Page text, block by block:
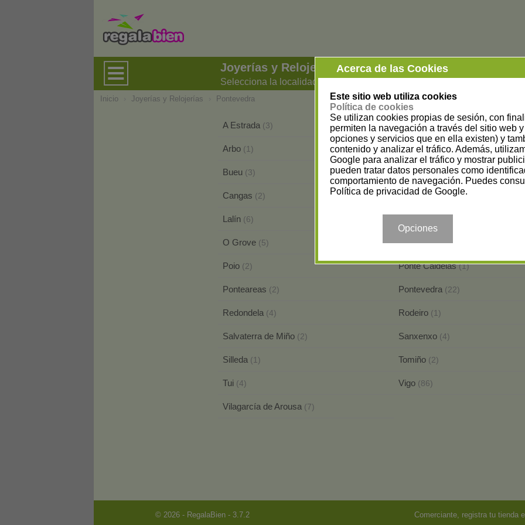
Joyerías y Relojerías en Pontevedra
Selecciona la localidad
Acerca de las Cookies
Este sitio web utiliza cookies
Política de cookies
Se utilizan cookies propias de sesión, con
permiten la navegación a través del sitio web
opciones y servicios que en ella existen) y
contenido y analizar el tráfico. Además,
Google para analizar el tráfico y mostrar
pueden tratar datos personales como
comportamiento de navegación. Puedes
Política de privacidad de Google.
Opciones
Inicio Joyerías y Relojerías Pontevedra
A Estrada (3) A Guarda (3)
Arbo (1) Baiona(2)
Bueu (3) Cambados(1)
Cangas (2) Cuntis(1)
Lalín (6)
O Grove (5) O Porriño(3)
Poio (2) Ponte Caldelas(1)
Ponteareas (2) Pontevedra (22)
Redondela (4) Rodeiro (1)
Salvaterra de Miño (2) Sanxenxo (4)
Silleda (1) Tomiño (2)
Tui (4) Vigo (86)
Vilagarcía de Arousa (7)
© 2026 - RegalaBien - 3.7.2 Comerciante, registra tu tienda